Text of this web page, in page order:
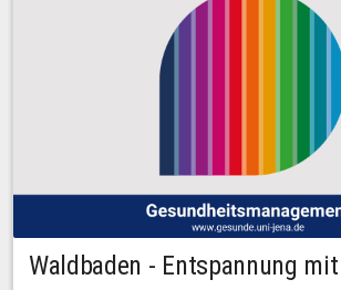
Waldbaden - Entspannung